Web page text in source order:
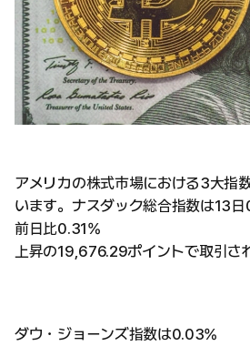
アメリカの株式市場における3大指
います。ナスダック総合指数は13日
前日比0.31%
上昇の19,676.29ポイントで取引さ
ダウ・ジョーンズ指数は0.03%